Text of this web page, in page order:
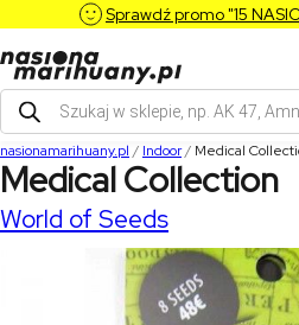
Sprawdź promo "15
Wyszukiwarka
produktów
nasionamarihuany.pl / Indoor/ Medical
Medical Collection
World of Seeds